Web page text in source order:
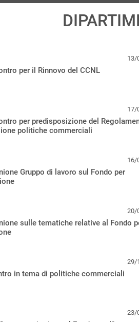
13/
per il Rinnovo del CCNL
17/
per predisposizione del
politiche commerciali
16/
Gruppo di lavoro sul Fondo per
20/
sulle tematiche relative al Fondo
29/
in tema di politiche commerciali
23/